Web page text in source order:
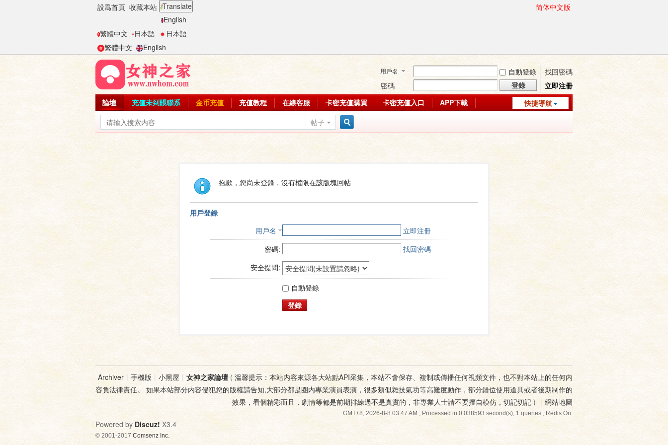
設爲首頁 收藏本站 Translate
English
繁體中文
日本語
日本語
繁體中文
English
简体中文版
用戶名 自動登錄
找回密碼
密碼
登錄
立即注冊
快捷導航
論壇 充值未到賬聯系 金币充值 充值教程 在線客服 卡密充值購買 卡密充值入口
APP下載
帖子
索
抱歉，您尚未登錄，沒有權限在該版塊回帖
用戶登錄
用戶名
立即注冊
密碼:
找回密碼
安全提問:
自動登錄
登錄
Archiver | 手機版 | 小黑屋 | 女神之家論壇( 溫馨提示：本站内容來源各大站點API采集，本站不會保存、複制或傳播任何視頻文件，也不對本站上的任何内
容負法律責任。 如果本站部分内容侵犯您的版權請告知,大部分都是圈内專業演員表演，很多類似雜技氣功等高難度動作，部分錯位使用道具或者後期制作的
效果，看個精彩而且，劇情等都是前期排練過不是真實的，非專業人士請不要擅自模仿，切記切記 ) | 網站地圖
GMT+8, 2026-8-8 03:47 AM, Processed in 0.038593 second(s), 1 queries , Redis On.
Powered by Discuz! X3.4
© 2001-2017 Comsenz Inc.